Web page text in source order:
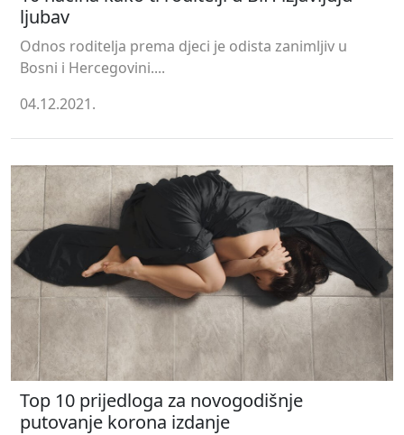
ljubav
Odnos roditelja prema djeci je odista zanimljiv u
Bosni i Hercegovini....
04.12.2021.
Top 10 prijedloga za novogodišnje
putovanje korona izdanje